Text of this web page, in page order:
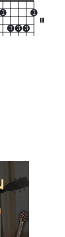
1
3 3 3
1